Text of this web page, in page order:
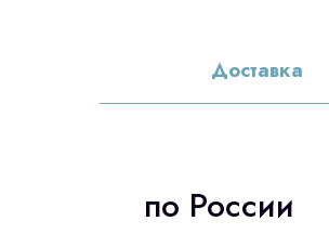
Доставка
по России